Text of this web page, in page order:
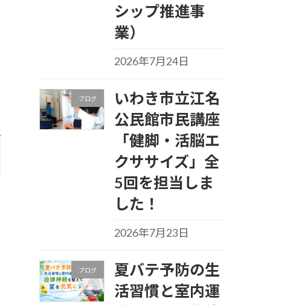
シップ推進事
業）
2026年7月24日
ブログ
いわき市立江名
公民館市民講座
「健脚・活脳エ
クササイズ」全
5回を担当しま
した！
2026年7月23日
ブログ
夏バテ予防の生
活習慣と室内運